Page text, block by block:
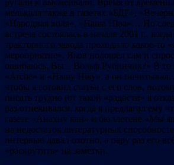
ругали и высмеивали. Время от времени
мелькала также в газетах «БДГ»,
«Народная воля», «Наша Ніва»… Но
встреча состоялась в начале 2001 г.,
тракторного завода проходило какое-то
мероприятие». Яков подошёл сам и
ошибаюсь, Вы – Вольф Рубинчик?» В то
«Arche» и «Нашу Ніву», а он
чтобы я готовил статьи с его слов,
писать трудно (от такой «радости» я
раз отнекивался, когда я предлагал ему
газете «Анахну кан» и бюллетене «Мы
на недостаток литературных
интервью давал охотно, а пару раз его
«раскрутить» на заметки.